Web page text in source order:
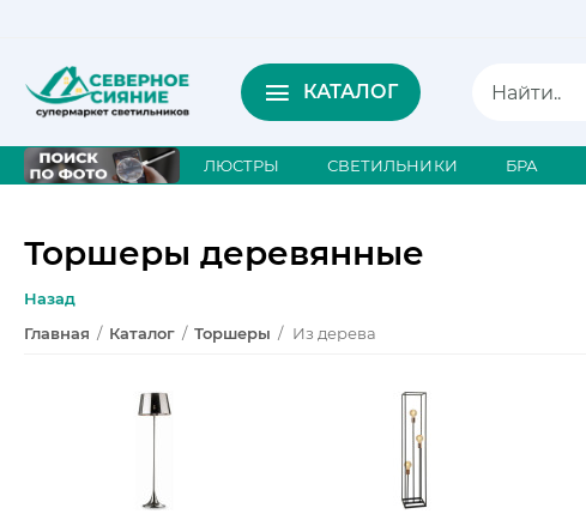
КАТАЛОГ
ЛЮСТРЫ СВЕТИЛЬНИКИ БРА
Торшеры деревянные
Назад
Главная / Каталог / Торшеры / Из дерева